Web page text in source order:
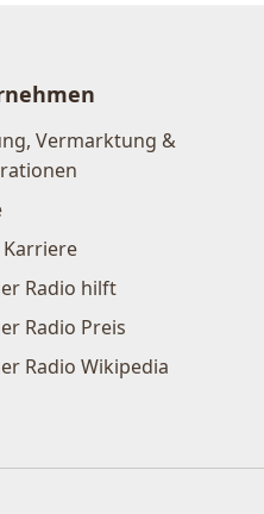
Vermarktung &
Karriere
Radio hilft
Radio Preis
Radio Wikipedia